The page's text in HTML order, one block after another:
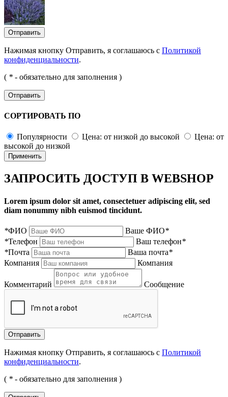
Отправить
Нажимая кнопку Отправить, я соглашаюсь с Политикой
конфиденциальности.
( * - обязательно для заполнения )
Отправить
СОРТИРОВАТЬ ПО
Популярности Цена: от низкой до высокой
Цена: от
высокой до низкой
Применить
ЗАПРОСИТЬ ДОСТУП В WEBSHOP
Lorem ipsum dolor sit amet, consectetuer adipiscing elit, sed
diam nonummy nibh euismod tincidunt.
*ФИО Ваше ФИО*
*Телефон Ваш телефон*
*Почта Ваша почта*
Компания
Компания
Комментарий Сообщение
Нажимая кнопку Отправить, я соглашаюсь с Политикой
конфиденциальности.
( * - обязательно для заполнения )